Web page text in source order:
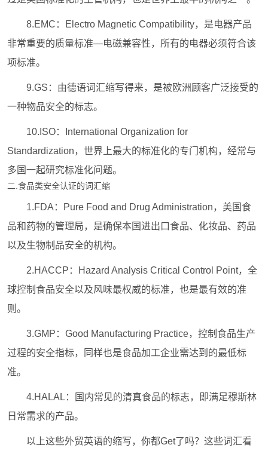
8.EMC：Electro Magnetic Compatibility，是电器产品
非常重要的质量标准—电磁兼容性，所有的电器必须符合该
项标准。
9.GS：由德语词汇缩写得来，是被欧洲顾客广泛接受的
一种物品安全的标志。
10.ISO：International Organization for
Standardization，世界上最大的标准化的专门机构，经常与
多国一起研究标准化问题。
二.食品类安全认证的词汇缩
1.FDA：Pure Food and Drug Administration，美国食
品和药物的管理局，是确保本国进出口食品、化妆品、药品
以及生物制品安全的机构。
2.HACCP：Hazard Analysis Critical Control Point，全
球控制食品安全以及风味最权威的标准，也是最有效的准
则。
3.GMP：Good Manufacturing Practice，控制食品生产
过程的安全指标，同样也是食品加工企业需达到的最低标
准。
4.HALAL：国内常见的清真食品的标志，即满足穆斯林
日常需求的产品。
以上这些外贸英语的缩写，你都Get了吗？这些词汇看